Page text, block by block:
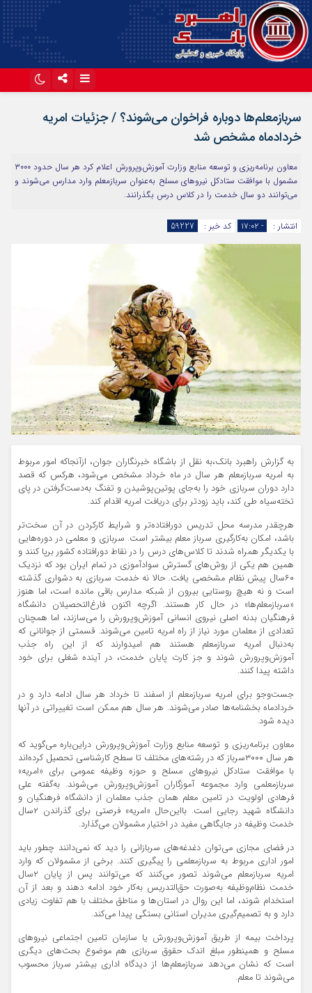
آپارات
سربازمعلم‌ها دوباره فراخوان می‌شوند؟ / جزئیات امریه
خردادماه مشخص شد
معاون برنامه‌ریزی و توسعه منابع وزارت آموزش‌وپرورش اعلام کرد هر سال حدود ۳۰۰۰
مشمول با موافقت ستادکل نیرو‌های مسلح به‌عنوان سربازمعلم وارد مدارس می‌شوند و
می‌توانند دو سال خدمت را در کلاس درس بگذرانند.
انتشار : - ۱۷:۰۲ کد خبر : 59227
به گزارش راهبرد بانک،به نقل از باشگاه خبرنگاران جوان، ازآنجاکه امور مربوط
به امریه سربازمعلم هر سال در ماه خرداد مشخص می‌شود، هرکس که قصد
دارد دوران سربازی خود را به‌جای پوتین‌پوشیدن و تفنگ به‌دست‌گرفتن در پای
تخته‌سیاه طی کند، باید زودتر برای دریافت امریه اقدام کند.
هرچقدر مدرسه محل تدریس دورافتاده‌تر و شرایط کارکردن در آن سخت‌تر
باشد، امکان به‌کارگیری سرباز معلم بیشتر است. سربازی و معلمی در دوره‌هایی
با یکدیگر همراه شدند تا کلاس‌های درس را در نقاط دورافتاده کشور برپا کنند و
همین هم یکی از روش‌های گسترش سوادآموزی در تمام ایران بود که نزدیک
۶۰سال پیش نظام مشخصی یافت. حالا نه خدمت سربازی به دشواری گذشته
است و نه هیچ روستایی بیرون از شبکه مدارس باقی مانده است، اما هنوز
«سربازمعلم‌ها» در حال کار هستند. اگرچه اکنون فارغ‌التحصیلان دانشگاه
فرهنگیان بدنه اصلی نیروی انسانی آموزش‌وپرورش را می‌سازند، اما همچنان
تعدادی از معلمان مورد نیاز از راه امریه تامین می‌شوند. قسمتی از جوانانی که
به‌دنبال امریه سربازمعلم هستند هم امیدوارند که از این راه جذب
آموزش‌وپرورش شوند و جز کارت پایان خدمت، در آینده شغلی برای خود
داشته پیدا کنند.
جست‌و‌جو برای امریه سربازمعلم از اسفند تا خرداد هر سال ادامه دارد و در
خردادماه بخشنامه‌ها صادر می‌شوند. هر سال هم ممکن است تغییراتی در آنها
دیده شود.
معاون برنامه‌ریزی و توسعه منابع وزارت آموزش‌وپرورش دراین‌باره می‌گوید که
هر سال ۳۰۰۰سرباز که در رشته‌های مختلف تا سطح کارشناسی تحصیل کرده‌اند
با موافقت ستادکل نیرو‌های مسلح و حوزه وظیفه عمومی برای «امریه»
سربازمعلمی وارد مجموعه آموزگاران آموزش‌وپرورش می‌شوند. به‌گفته علی
فرهادی اولویت در تامین معلم همان جذب معلمان از دانشگاه فرهنگیان و
دانشگاه شهید رجایی است. بااین‌حال «امریه» فرصتی برای گذراندن ۲سال
خدمت وظیفه در جایگاهی مفید در اختیار مشمولان می‌گذارد.
در فضای مجازی می‌توان دغدغه‌های سربازانی را دید که نمی‌دانند چطور باید
امور اداری مربوط به سربازمعلمی را پیگیری کنند. برخی از مشمولان که وارد
امریه سربازمعلم می‌شوند تصور می‌کنند که می‌توانند پس از پایان ۲سال
خدمت نظام‌وظیفه به‌صورت حق‌التدریس به‌کار خود ادامه دهند و بعد از آن
استخدام شوند، اما این روال در استان‌ها و مناطق مختلف با هم تفاوت زیادی
دارد و به تصمیم‌گیری مدیران استانی بستگی پیدا می‌کند.
پرداخت بیمه از طریق آموزش‌وپرورش یا سازمان تامین اجتماعی نیرو‌های
مسلح و همینطور مبلغ اندک حقوق سربازی هم موضوع بحث‌های دیگری
است که نشان می‌دهد سربازمعلم‌ها از دیدگاه اداری بیشتر سرباز محسوب
می‌شوند تا معلم.